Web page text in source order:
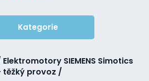
Kategorie
SIEMENS Simotics
těžký provoz /